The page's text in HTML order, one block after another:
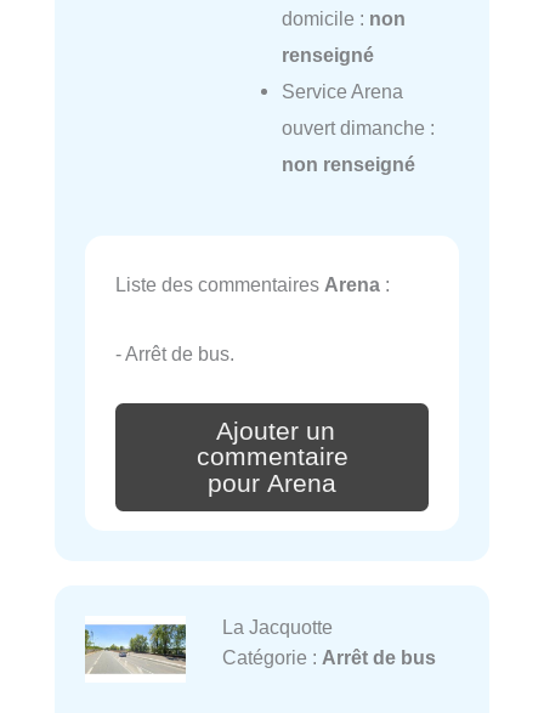
domicile : non
renseigné
Service Arena
ouvert dimanche :
non renseigné
Liste des commentaires Arena :
- Arrêt de bus.
Ajouter un
commentaire
pour Arena
La Jacquotte
Catégorie : Arrêt de bus